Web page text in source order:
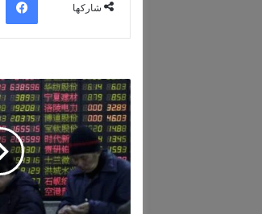
شاركها
ا
ل
أ
س
ه
م
ل